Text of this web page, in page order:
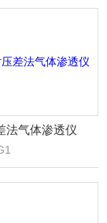
法气体渗透仪